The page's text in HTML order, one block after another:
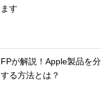
ます
FPが解説！Apple製品を
する方法とは？